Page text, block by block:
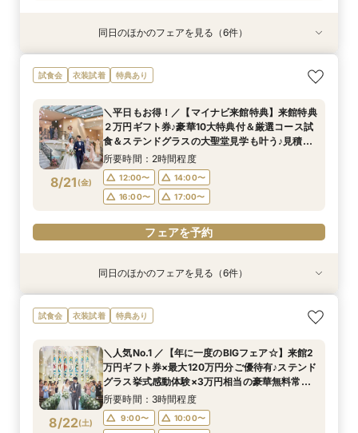
8/20(木)
「結婚式っていくらお金かかるの？」見学前に
30分無料オンライン相談会
12:00〜
フェアを予約
衣装試着
8/20(木)
『結婚式をするか迷っているおふたりへ』なんで
も相談会
12:00〜
14:00〜
16:00〜
17:00〜
フェアを予約
衣装試着
8/20(木)
お子様と叶える★パパママ婚＆マタニティ安心相
談会フェア
12:00〜
14:00〜
16:00〜
17:00〜
フェアを予約
特典あり
8/20(木)
【気軽に90分見学】効率よく短時間で見学&相談
☆クイックフェア
12:00〜
14:00〜
16:00〜
17:00〜
フェアを予約
衣装試着 特典あり
8/20(木)
【少人数・家族婚おすすめ*】おもてなし料理試
食&相談会
12:00〜
14:00〜
16:00〜
17:00〜
フェアを予約
衣装試着
8/20(木)
【何もきまってなくてOK◎】常陸牛試食&初見学
おすすめの相談会
12:00〜
14:00〜
16:00〜
17:00〜
フェアを予約
同日のほかのフェアを見る（6件）
試食会 衣装試着 特典あり
8/21 (金)
＼平日もお得！／【マイナビ来館特典】来館特典
２万円ギフト券♪豪華10大特典付＆厳選コース試
食＆ステンドグラスの大聖堂見学も叶う♪見積り
しっかり相談♪
所要時間：2時間程度
12:00〜
14:00〜
16:00〜
17:00〜
フェアを予約
8/21(金)
「結婚式っていくらお金かかるの？」見学前に
30分無料オンライン相談会
12:00〜
フェアを予約
衣装試着
8/21(金)
『結婚式をするか迷っているおふたりへ』なんで
も相談会
12:00〜
14:00〜
16:00〜
17:00〜
フェアを予約
衣装試着
8/21(金)
お子様と叶える★パパママ婚＆マタニティ安心相
談会フェア
12:00〜
14:00〜
16:00〜
17:00〜
フェアを予約
特典あり
8/21(金)
【気軽に90分見学】効率よく短時間で見学&相談
☆クイックフェア
12:00〜
14:00〜
16:00〜
17:00〜
フェアを予約
衣装試着 特典あり
8/21(金)
【少人数・家族婚おすすめ*】おもてなし料理試
食&相談会
12:00〜
14:00〜
16:00〜
17:00〜
フェアを予約
衣装試着
8/21(金)
【何もきまってなくてOK◎】常陸牛試食&初見学
おすすめの相談会
12:00〜
14:00〜
16:00〜
17:00〜
フェアを予約
同日のほかのフェアを見る（6件）
試食会 衣装試着 特典あり
8/22(土)
＼人気No.1 ／【年に一度のBIGフェア☆】来館2
万円ギフト券×最大120万円分ご優待有♪ステンド
グラス挙式感動体験×3万円相当の豪華無料常陸
牛コース♪まずは頼れるプランナーに相談しよう
所要時間：3時間程度
9:00〜
10:00〜